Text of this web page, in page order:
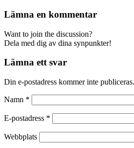
Lämna en kommentar
Want to join the discussion?
Dela med dig av dina synpunkter!
Lämna ett svar
Din e-postadress kommer inte publiceras.
Namn *
E-postadress *
Webbplats